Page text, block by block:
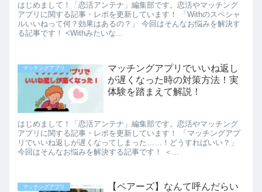
はじめまして！「恋活アンテナ」編集部です。恋活やマッチング
アプリに関する記事・レポを更新しています！ 「Withのスペシャ
ルいいねって何？効果はあるの？」 今回はそんなお悩みを解決す
る記事です！ <Withみたいな...
マッチングアプリ
マッチングアプリでいいね返し
が遅くなった時の対策方法！実
体験を踏まえて解説！
はじめまして！「恋活アンテナ」編集部です。恋活やマッチング
アプリに関する記事・レポを更新しています！ 「マッチングアプ
リでいいね返しが遅くなってしまった……！どうすればいい？」
今回はそんなお悩みを解決する記事です！ ＜...
マッチングアプリ
【ペアーズ】なんて呼んだらい